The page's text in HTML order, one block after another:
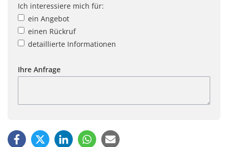
Ich interessiere mich für:
ein Angebot
einen Rückruf
detaillierte Informationen
Ihre Anfrage